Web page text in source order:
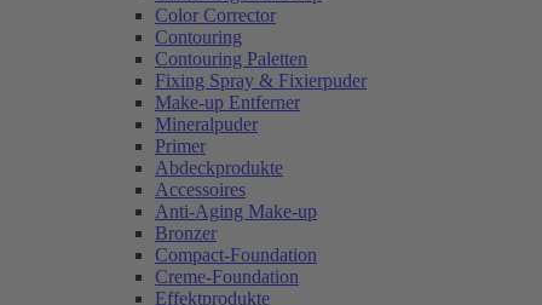
Color Corrector
Contouring
Contouring Paletten
Fixing Spray & Fixierpuder
Make-up Entferner
Mineralpuder
Primer
Abdeckprodukte
Accessoires
Anti-Aging Make-up
Bronzer
Compact-Foundation
Creme-Foundation
Effektprodukte